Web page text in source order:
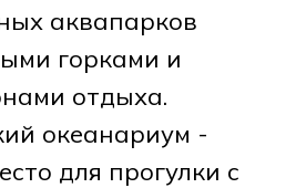
аквапарков
горками и
отдыха.
океанариум -
для прогулки с